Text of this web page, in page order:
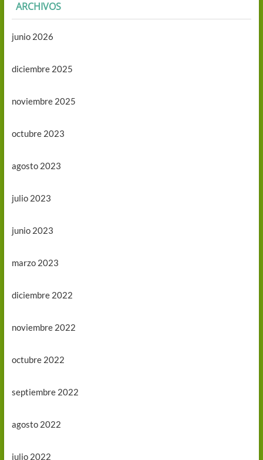
ARCHIVOS
junio 2026
diciembre 2025
noviembre 2025
octubre 2023
agosto 2023
julio 2023
junio 2023
marzo 2023
diciembre 2022
noviembre 2022
octubre 2022
septiembre 2022
agosto 2022
julio 2022